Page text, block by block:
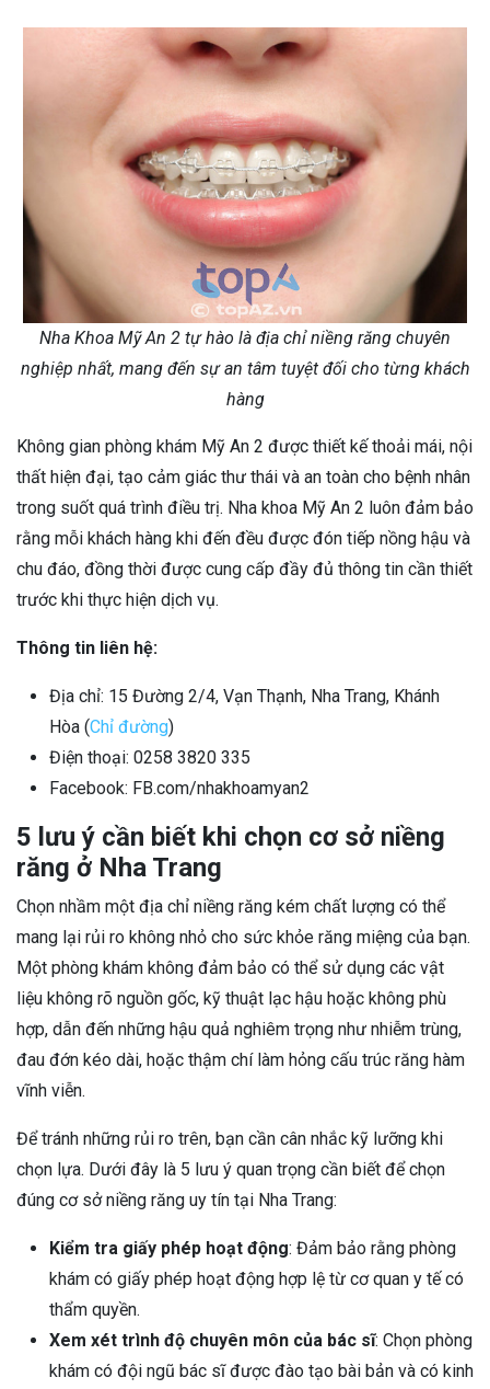
Nha Khoa Mỹ An 2 tự hào là địa chỉ niềng răng chuyên
nghiệp nhất, mang đến sự an tâm tuyệt đối cho từng khách
hàng
Không gian phòng khám Mỹ An 2 được thiết kế thoải mái, nội
thất hiện đại, tạo cảm giác thư thái và an toàn cho bệnh nhân
trong suốt quá trình điều trị. Nha khoa Mỹ An 2 luôn đảm bảo
rằng mỗi khách hàng khi đến đều được đón tiếp nồng hậu và
chu đáo, đồng thời được cung cấp đầy đủ thông tin cần thiết
trước khi thực hiện dịch vụ.
Thông tin liên hệ:
Địa chỉ: 15 Đường 2/4, Vạn Thạnh, Nha Trang, Khánh
Hòa (Chỉ đường)
Điện thoại: 0258 3820 335
Facebook: FB.com/nhakhoamyan2
5 lưu ý cần biết khi chọn cơ sở niềng
răng ở Nha Trang
Chọn nhầm một địa chỉ niềng răng kém chất lượng có thể
mang lại rủi ro không nhỏ cho sức khỏe răng miệng của bạn.
Một phòng khám không đảm bảo có thể sử dụng các vật
liệu không rõ nguồn gốc, kỹ thuật lạc hậu hoặc không phù
hợp, dẫn đến những hậu quả nghiêm trọng như nhiễm trùng,
đau đớn kéo dài, hoặc thậm chí làm hỏng cấu trúc răng hàm
vĩnh viễn.
Để tránh những rủi ro trên, bạn cần cân nhắc kỹ lưỡng khi
chọn lựa. Dưới đây là 5 lưu ý quan trọng cần biết để chọn
đúng cơ sở niềng răng uy tín tại Nha Trang:
Kiểm tra giấy phép hoạt động: Đảm bảo rằng phòng
khám có giấy phép hoạt động hợp lệ từ cơ quan y tế có
thẩm quyền.
Xem xét trình độ chuyên môn của bác sĩ: Chọn phòng
khám có đội ngũ bác sĩ được đào tạo bài bản và có kinh